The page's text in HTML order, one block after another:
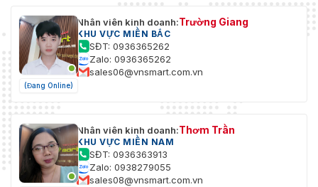
(Đang Online)
Nhân viên kinh doanh:Trường Giang
KHU VỰC MIỀN BẮC
SĐT: 0936365262
Zalo: 0936365262
sales06@vnsmart.com.vn
Nhân viên kinh doanh:Thơm Trần
KHU VỰC MIỀN NAM
SĐT: 0936363913
Zalo: 0938279055
sales08@vnsmart.com.vn